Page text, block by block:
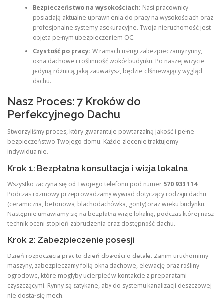
Bezpieczeństwo na wysokościach: Nasi pracownicy
posiadają aktualne uprawnienia do pracy na wysokościach oraz
profesjonalne systemy asekuracyjne. Twoja nieruchomość jest
objęta pełnym ubezpieczeniem OC.
Czystość po pracy: W ramach usługi zabezpieczamy rynny,
okna dachowe i roślinność wokół budynku. Po naszej wizycie
jedyną różnicą, jaką zauważysz, będzie olśniewający wygląd
dachu.
Nasz Proces: 7 Kroków do
Perfekcyjnego Dachu
Stworzyliśmy proces, który gwarantuje powtarzalną jakość i pełne
bezpieczeństwo Twojego domu. Każde zlecenie traktujemy
indywidualnie.
Krok 1: Bezpłatna konsultacja i wizja lokalna
Wszystko zaczyna się od Twojego telefonu pod numer 570 933 114.
Podczas rozmowy przeprowadzamy wywiad dotyczący rodzaju dachu
(ceramiczna, betonowa, blachodachówka, gonty) oraz wieku budynku.
Następnie umawiamy się na bezpłatną wizję lokalną, podczas której nasz
technik oceni stopień zabrudzenia oraz dostępność dachu.
Krok 2: Zabezpieczenie posesji
Dzień rozpoczęcia prac to dzień dbałości o detale. Zanim uruchomimy
maszyny, zabezpieczamy folią okna dachowe, elewację oraz rośliny
ogrodowe, które mogłyby ucierpieć w kontakcie z preparatami
czyszczącymi. Rynny są zatykane, aby do systemu kanalizacji deszczowej
nie dostał się mech.